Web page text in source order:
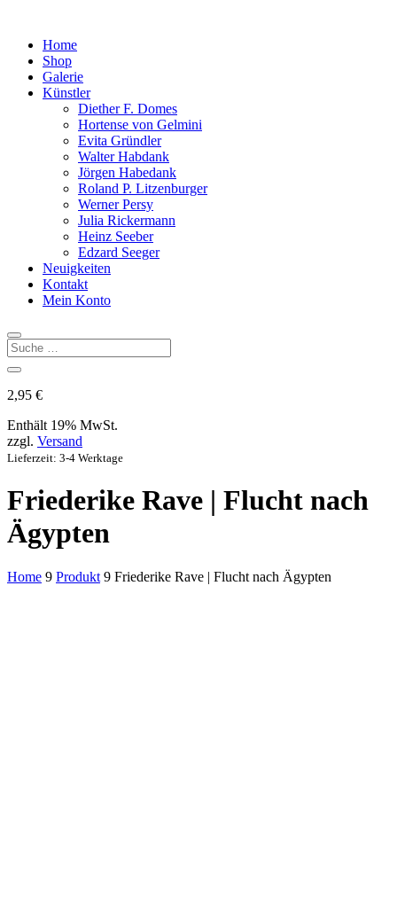
Home
Shop
Galerie
Künstler
Diether F. Domes
Hortense von Gelmini
Evita Gründler
Walter Habdank
Jörgen Habedank
Roland P. Litzenburger
Werner Persy
Julia Rickermann
Heinz Seeber
Edzard Seeger
Neuigkeiten
Kontakt
Mein Konto
2,95 €
Enthält 19% MwSt.
zzgl. Versand
Lieferzeit: 3-4 Werktage
Friederike Rave | Flucht nach
Ägypten
Home 9 Produkt 9 Friederike Rave | Flucht nach Ägypten